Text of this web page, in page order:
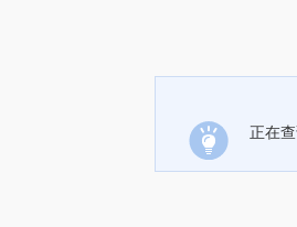
正在